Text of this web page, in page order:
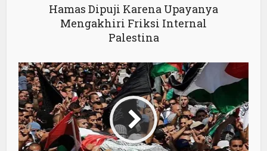
Hamas Dipuji Karena Upayanya
Mengakhiri Friksi Internal
Palestina